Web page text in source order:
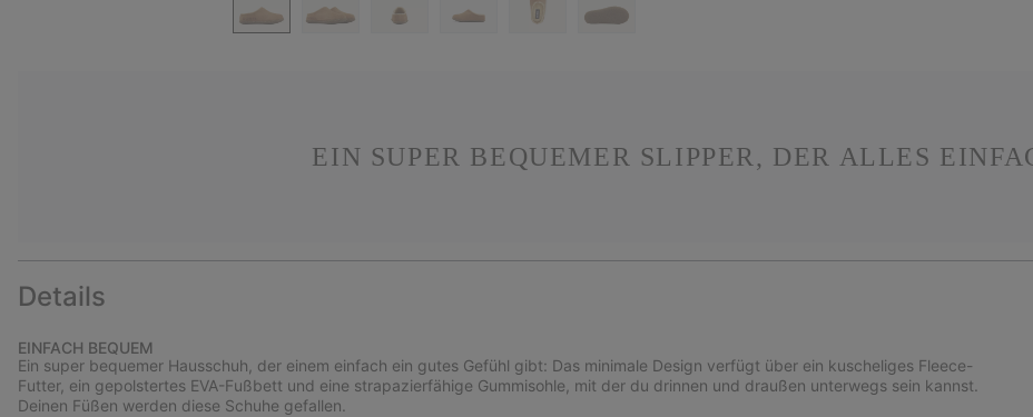
EIN SUPER BEQUEMER SLIPPER, DER ALLES
Details
EINFACH BEQUEM
Ein super bequemer Hausschuh, der einem einfach ein gutes Gefühl gibt: Das minimale Design verfügt über ein kuscheliges Fleece-
Futter, ein gepolstertes EVA-Fußbett und eine strapazierfähige Gummisohle, mit der du drinnen und draußen unterwegs sein kannst.
Deinen Füßen werden diese Schuhe gefallen.